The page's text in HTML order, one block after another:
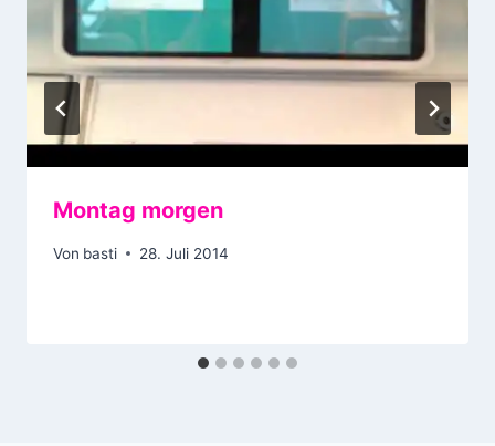
Montag morgen
Von basti 28. Juli 2014